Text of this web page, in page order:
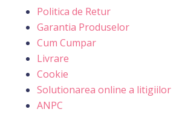
Politica de Retur
Garantia Produselor
Cum Cumpar
Livrare
Cookie
Solutionarea online a litigiilor
ANPC